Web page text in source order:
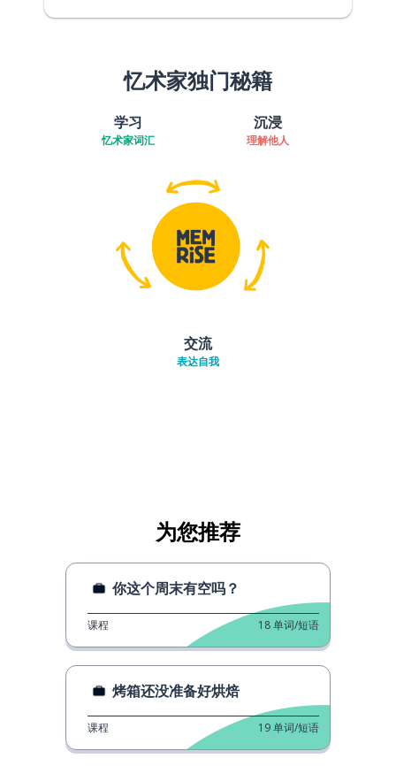
忆术家独门秘籍
学习
忆术家词汇
沉浸
理解他人
交流
表达自我
为您推荐
你这个周末有空吗？
课程 18单词/短语
烤箱还没准备好烘焙
课程 19单词/短语